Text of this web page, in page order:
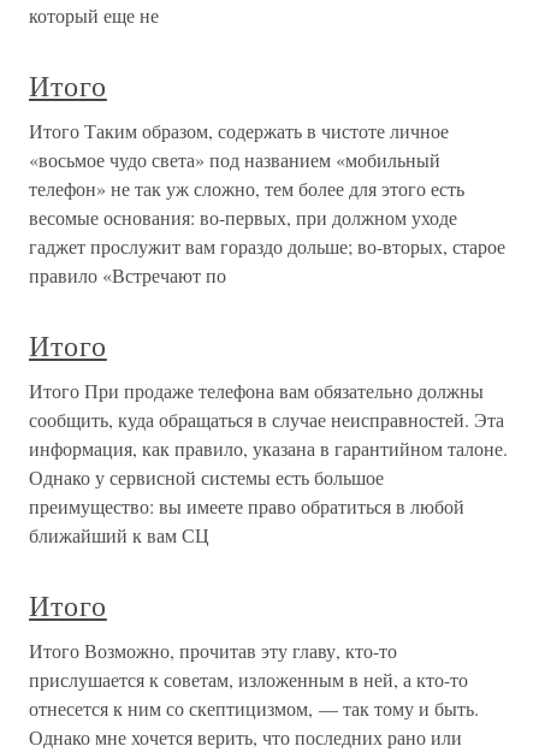
который еще не
Итого
Итого Таким образом, содержать в чистоте личное
«восьмое чудо света» под названием «мобильный
телефон» не так уж сложно, тем более для этого есть
весомые основания: во-первых, при должном уходе
гаджет прослужит вам гораздо дольше; во-вторых, старое
правило «Встречают по
Итого
Итого При продаже телефона вам обязательно должны
сообщить, куда обращаться в случае неисправностей. Эта
информация, как правило, указана в гарантийном талоне.
Однако у сервисной системы есть большое
преимущество: вы имеете право обратиться в любой
ближайший к вам СЦ
Итого
Итого Возможно, прочитав эту главу, кто-то
прислушается к советам, изложенным в ней, а кто-то
отнесется к ним со скептицизмом, — так тому и быть.
Однако мне хочется верить, что последних рано или